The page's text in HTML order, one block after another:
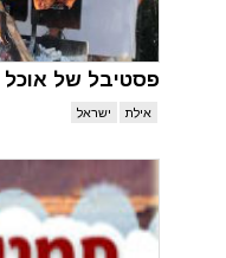
פסטיבל של
אילת ישראל